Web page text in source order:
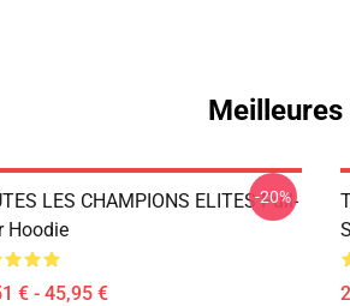
Meilleures
LES CHAMPIONS ELITES Pull-
Hoodie
€ - 45,95 €
-20%